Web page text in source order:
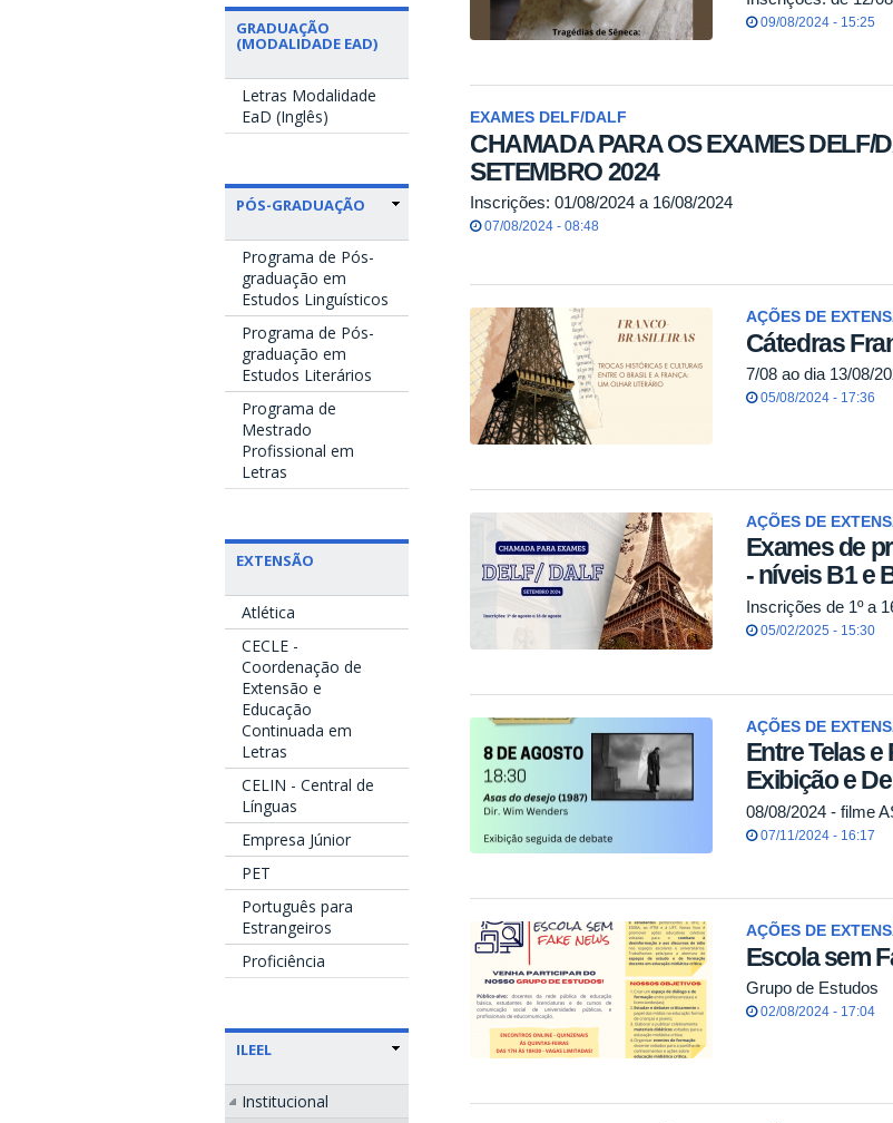
GRADUAÇÃO
(MODALIDADE EAD)
Letras Modalidade
EaD (Inglês)
PÓS-GRADUAÇÃO
Programa de Pós-
graduação em
Estudos Linguísticos
Programa de Pós-
graduação em
Estudos Literários
Programa de
Mestrado
Profissional em
Letras
EXTENSÃO
Atlética
CECLE -
Coordenação de
Extensão e
Educação
Continuada em
Letras
CELIN - Central de
Línguas
Empresa Júnior
PET
Português para
Estrangeiros
Proficiência
ILEEL
Institucional
09/08/2024 - 15:25
EXAMES DELF/DALF
CHAMADA PARA OS EXAMES DELF/
SETEMBRO 2024
Inscrições: 01/08/2024 a 16/08/2024
07/08/2024 - 08:48
AÇÕES DE
Cátedras
7/08 ao dia 13/08/
05/08/2024 - 17:36
AÇÕES DE
Exames de
- níveis B1 e
Inscrições de 1º a
05/02/2025 - 15:30
AÇÕES DE
Entre Telas
Exibição e
08/08/2024 - filme
07/11/2024 - 16:17
AÇÕES DE
Escola sem
Grupo de Estudos
02/08/2024 - 17:04